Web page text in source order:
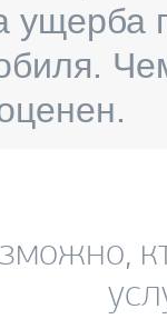
ущерба